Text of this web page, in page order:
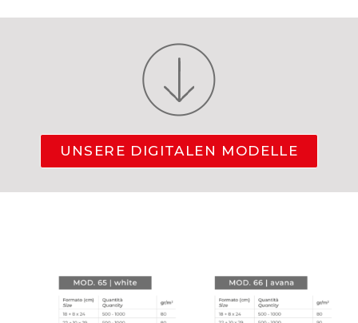
UNSERE DIGITALEN MODELLE